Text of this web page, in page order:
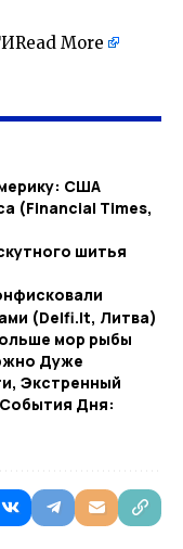
Read More
США
(Financial Times,
шитья
(Delfi.lt, Литва)
мор рыбы
Дуже
Экстренный
Дня: